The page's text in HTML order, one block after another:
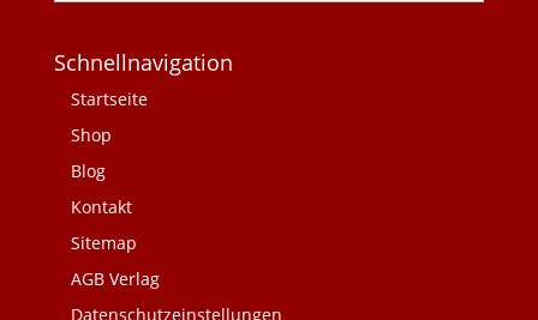
Schnellnavigation
Startseite
Shop
Blog
Kontakt
Sitemap
AGB Verlag
Datenschutzeinstellungen